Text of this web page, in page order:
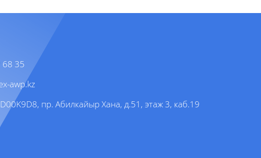
68 35
awp.kz
D00K9D8, пр. Абилкайыр Хана, д.51, этаж 3, каб.19